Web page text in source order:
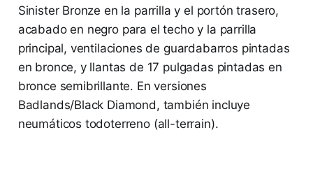
Sinister Bronze en la parrilla y el portón trasero,
acabado en negro para el techo y la parrilla
principal, ventilaciones de guardabarros pintadas
en bronce, y llantas de 17 pulgadas pintadas en
bronce semibrillante. En versiones
Badlands/Black Diamond, también incluye
neumáticos todoterreno (all-terrain).